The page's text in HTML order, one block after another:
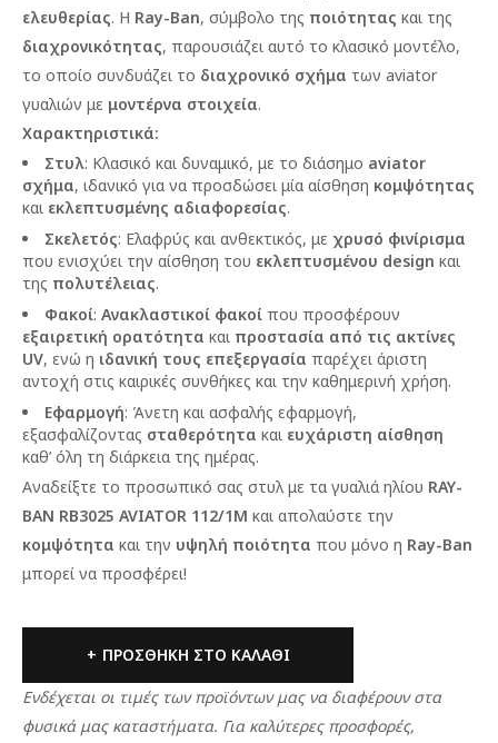
ελευθερίας. Η Ray-Ban, σύμβολο της ποιότητας και της
διαχρονικότητας, παρουσιάζει αυτό το κλασικό μοντέλο,
το οποίο συνδυάζει το διαχρονικό σχήμα των aviator
γυαλιών με μοντέρνα στοιχεία.
Χαρακτηριστικά:
Στυλ: Κλασικό και δυναμικό, με το διάσημο aviator
σχήμα, ιδανικό για να προσδώσει μία αίσθηση κομψότητας
και εκλεπτυσμένης αδιαφορεσίας.
Σκελετός: Ελαφρύς και ανθεκτικός, με χρυσό φινίρισμα
που ενισχύει την αίσθηση του εκλεπτυσμένου design και
της πολυτέλειας.
Φακοί: Ανακλαστικοί φακοί που προσφέρουν
εξαιρετική ορατότητα και προστασία από τις ακτίνες
UV, ενώ η ιδανική τους επεξεργασία παρέχει άριστη
αντοχή στις καιρικές συνθήκες και την καθημερινή χρήση.
Εφαρμογή: Άνετη και ασφαλής εφαρμογή,
εξασφαλίζοντας σταθερότητα και ευχάριστη αίσθηση
καθ’ όλη τη διάρκεια της ημέρας.
Αναδείξτε το προσωπικό σας στυλ με τα γυαλιά ηλίου RAY-
BAN RB3025 AVIATOR 112/1M και απολαύστε την
κομψότητα και την υψηλή ποιότητα που μόνο η Ray-Ban
μπορεί να προσφέρει!
ΠΡΟΣΘΉΚΗ ΣΤΟ ΚΑΛΆΘΙ
Ενδέχεται οι τιμές των προϊόντων μας να διαφέρουν στα
φυσικά μας καταστήματα. Για καλύτερες προσφορές,